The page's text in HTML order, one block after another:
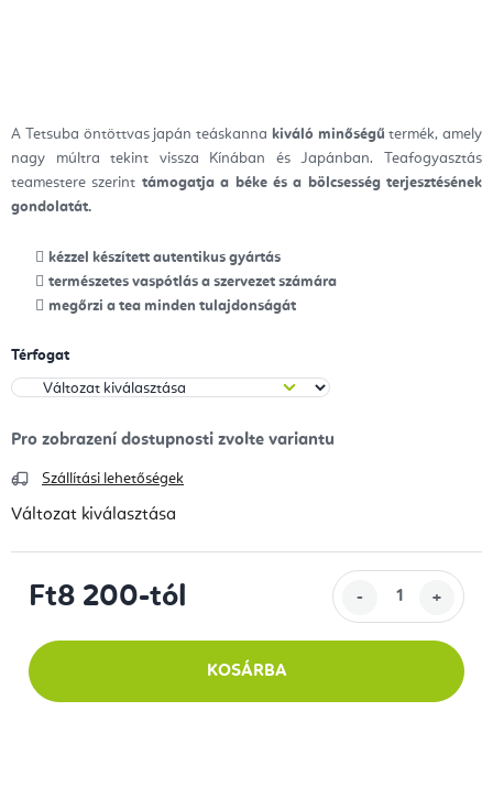
A Tetsuba öntöttvas japán teáskanna kiváló minőségű termék, amely
nagy múltra tekint vissza Kínában és Japánban. Teafogyasztás
teamestere szerint támogatja a béke és a bölcsesség terjesztésének
gondolatát.
kézzel készített autentikus gyártás
természetes vaspótlás a szervezet számára
megőrzi a tea minden tulajdonságát
Térfogat
Szállítási lehetőségek
Változat kiválasztása
Ft8 200-tól
KOSÁRBA